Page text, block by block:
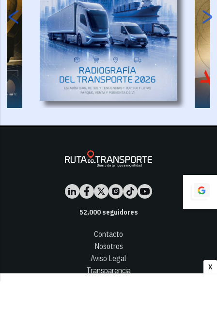
X
52,000seguidores
Contacto
Nosotros
Aviso Legal
Transparencia